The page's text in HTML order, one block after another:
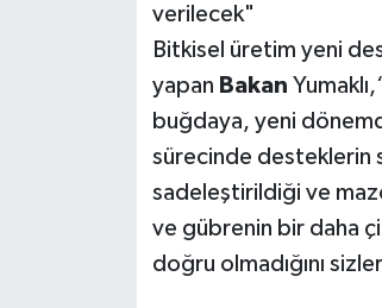
verilecek"
Bitkisel üretim yeni
yapan Bakan
buğdaya, yeni
sürecinde desteklerin
sadeleştirildiği ve
ve gübrenin bir daha
doğru olmadığını